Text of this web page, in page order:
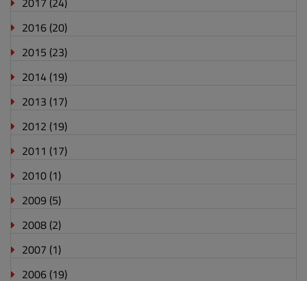
2016 (20)
2015 (23)
2014 (19)
2013 (17)
2012 (19)
2011 (17)
2010 (1)
2009 (5)
2008 (2)
2007 (1)
2006 (19)